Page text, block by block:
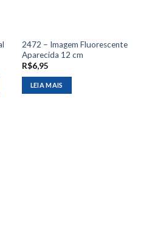
2472 – Imagem Fluorescente
Aparecida 12 cm
R$6,95
LEIA MAIS